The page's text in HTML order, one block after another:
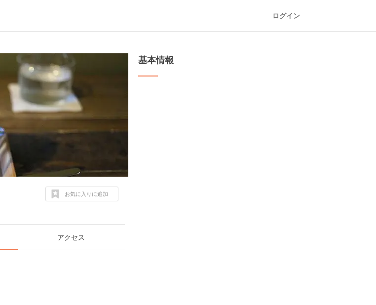
ログイン
お気に入りに追加
アクセス
基本情報